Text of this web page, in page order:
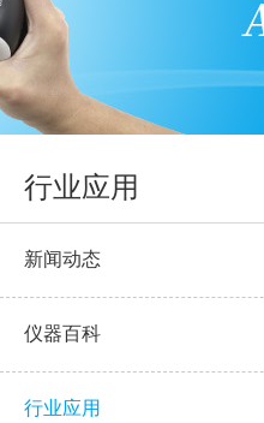
行业应用
新闻动态
仪器百科
行业应用